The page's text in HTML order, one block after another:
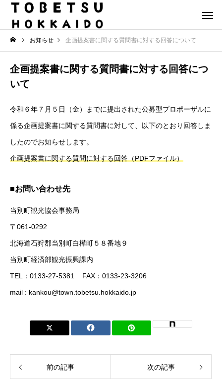
お知らせ 企画提案書に関する質問書に対する回答について
企画提案書に関する質問書に対する回答につ
いて
令和６年７月５日（金）までに提出された公募型プロポーザルに
係る企画提案書に関する質問書に対して、以下のとおり回答しま
したのでお知らせします。
企画提案書に関する質問に対する回答（PDFファイル）
■お問い合わせ先
当別町観光協会事務局
〒061-0292
北海道石狩郡当別町白樺町５８番地９
当別町経済部観光振興課内
TEL：0133-27-5381 FAX：0133-23-3206
mail : kankou@town.tobetsu.hokkaido.jp
前の記事 次の記事